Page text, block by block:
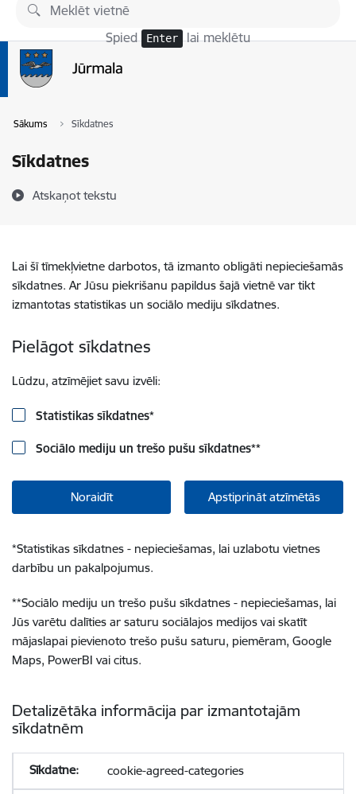
Pāriet uz lapas saturu
Spied Enter lai meklētu
Sākums Sīkdatnes
Sīkdatnes
Atskaņot tekstu
Lai šī tīmekļvietne darbotos, tā izmanto obligāti nepieciešamās
sīkdatnes. Ar Jūsu piekrišanu papildus šajā vietnē var tikt
izmantotas statistikas un sociālo mediju sīkdatnes.
Pielāgot sīkdatnes
Lūdzu, atzīmējiet savu izvēli:
Statistikas sīkdatnes*
Sociālo mediju un trešo pušu sīkdatnes**
Noraidīt Apstiprināt atzīmētās
*Statistikas sīkdatnes - nepieciešamas, lai uzlabotu vietnes
darbību un pakalpojumus.
**Sociālo mediju un trešo pušu sīkdatnes - nepieciešamas, lai
Jūs varētu dalīties ar saturu sociālajos medijos vai skatīt
mājaslapai pievienoto trešo pušu saturu, piemēram, Google
Maps, PowerBI vai citus.
Detalizētāka informācija par izmantotajām
sīkdatnēm
cookie-agreed-categories